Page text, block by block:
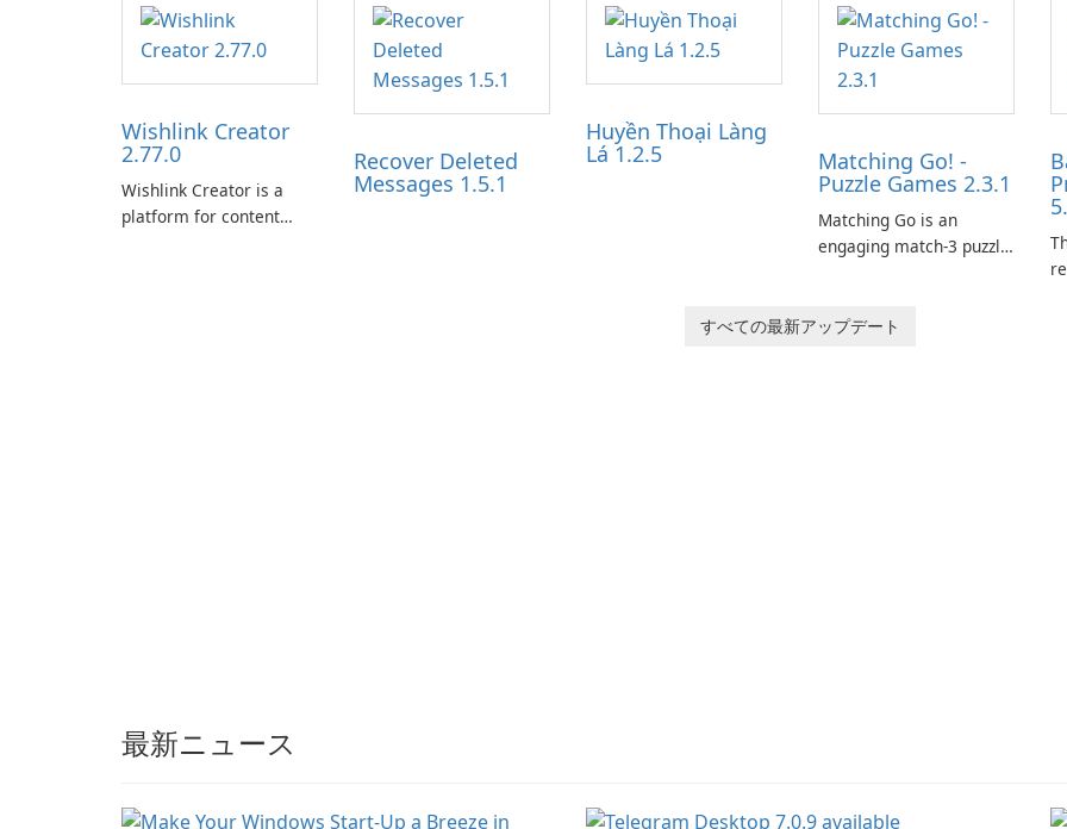
Wishlink Creator
2.77.0
Wishlink Creator is a
platform for content
Recover Deleted
Messages 1.5.1
Huyền Thoại Làng
Lá 1.2.5 Matching Go! -
Puzzle Games 2.3.1
Matching Go is an
engaging match-3 puzzle
her charming corgi,
すべての最新アップデート
最新ニュース